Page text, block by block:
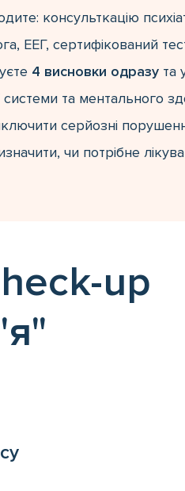
консульткацію
ЕЕГ, сертифікований
4 висновки одразу та
та ментального
серйозні
чи потрібне
up